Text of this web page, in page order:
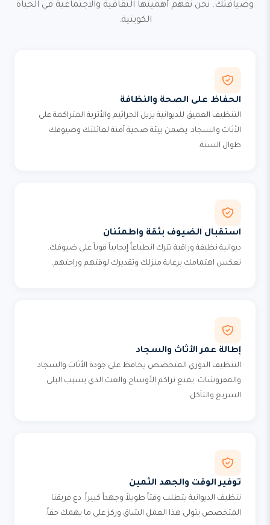
وضيافتك. نحن نفهم أهميتها الثقافية والاجتماعية في الحياة
الكويتية.
الحفاظ على الصحة والنظافة
التنظيف العميق للديوانية يزيل الجراثيم والأتربة المتراكمة على
الأثاث والسجاد. يضمن بيئة صحية آمنة لعائلتك وضيوفك
طوال السنة.
استقبال الضيوف بثقة واطمئنان
ديوانية نظيفة وراقية تترك انطباعاً إيجابياً قوياً على ضيوفك.
تعكس اهتمامك برعاية منزلك وتقديرك لوقتهم وراحتهم.
إطالة عمر الأثاث والسجاد
التنظيف الدوري المتخصص يحافظ على جودة الأثاث والسجاد
والمفروشات. يمنع تراكم الأوساخ والعث الذي يسبب البلى
السريع والتآكل.
توفير الوقت والجهد الثمين
تنظيف الديوانية يتطلب وقتاً طويلاً وجهداً كبيراً. دع فريقنا
المتخصص يتولى هذا العمل الشاق وركز على ما يهمك حقاً.